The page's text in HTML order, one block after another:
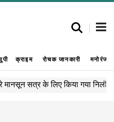
क्राइम रोचक जानकारी मनोरंजन